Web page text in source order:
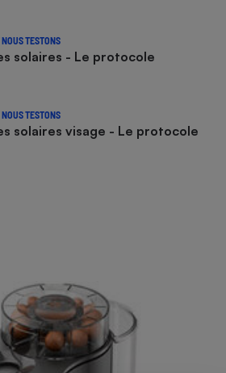
TESTONS
solaires - Le protocole
TESTONS
solaires visage - Le protocole